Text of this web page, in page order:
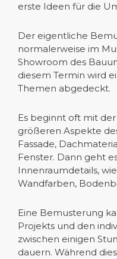
erste Ideen für die
Der eigentliche
normalerweise im
Showroom des
diesem Termin wird
Themen abgedeckt.
Es beginnt oft mit
größeren Aspekte
Fassade,
Fenster. Dann geht
Innenraumdetails,
Wandfarben,
Eine Bemusterung
Projekts und den
zwischen einigen
dauern. Während